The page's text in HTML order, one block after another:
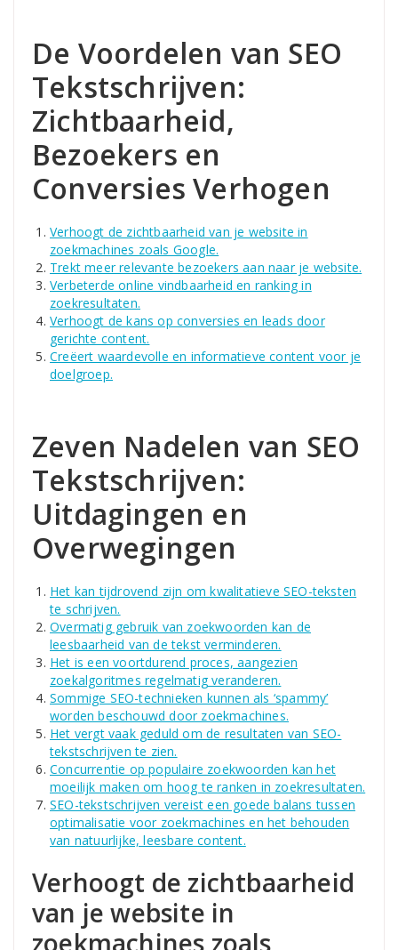
De Voordelen van SEO
Tekstschrijven:
Zichtbaarheid,
Bezoekers en
Conversies Verhogen
Verhoogt de zichtbaarheid van je website in
zoekmachines zoals Google.
Trekt meer relevante bezoekers aan naar je website.
Verbeterde online vindbaarheid en ranking in
zoekresultaten.
Verhoogt de kans op conversies en leads door
gerichte content.
Creëert waardevolle en informatieve content voor je
doelgroep.
Zeven Nadelen van SEO
Tekstschrijven:
Uitdagingen en
Overwegingen
Het kan tijdrovend zijn om kwalitatieve SEO-teksten
te schrijven.
Overmatig gebruik van zoekwoorden kan de
leesbaarheid van de tekst verminderen.
Het is een voortdurend proces, aangezien
zoekalgoritmes regelmatig veranderen.
Sommige SEO-technieken kunnen als ‘spammy’
worden beschouwd door zoekmachines.
Het vergt vaak geduld om de resultaten van SEO-
tekstschrijven te zien.
Concurrentie op populaire zoekwoorden kan het
moeilijk maken om hoog te ranken in zoekresultaten.
SEO-tekstschrijven vereist een goede balans tussen
optimalisatie voor zoekmachines en het behouden
van natuurlijke, leesbare content.
Verhoogt de zichtbaarheid
van je website in
zoekmachines zoals